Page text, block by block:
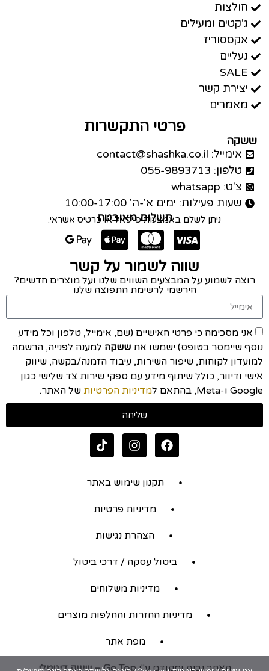
חולצות
ג'קטים ומעילים
אקססוריז
נעליים
SALE
יצירת קשר
מאמרים
פרטי התקשרות
ששקה
אימייל: contact@shashka.co.il
טלפון: 055-9893713
צ'ט: whatsapp
שעות פעילות: ימים א'-ה' 10:00-17:00
תשלום מאובטח
ניתן לשלם באמצעות פייפאל או כרטיס אשראי:
שווה לשמור על קשר
רוצה לשמוע על המבצעים השווים שלנו ועל מוצרים חדשים?
הירשמי לרשימת התפוצה שלנו
אני מסכימה כי פרטי האישיים (שם, אימייל, טלפון וכל מידע
נוסף שיימסר בטופס) ישמשו את ששקה למענה לפנייה, הרשמה
למועדון לקוחות, שיפור השירות, עיבוד הזמנה/בקשה, שיווק
אישי ודיוור, כולל שיתוף מידע עם ספקי שירות צד שלישי כגון
Google ו-Meta, בהתאם ל
מדיניות הפרטיות של האתר.
שליחה
תקנון שימוש באתר
מדיניות פרטיות
הצהרת נגישות
ביטול עסקה / דרכי ביטול
מדיניות משלוחים
מדיניות החזרות והחלפות מוצרים
מפת אתר
האתר נבנה ומקודם ע"יGo Top – שיווק דיגיטלי